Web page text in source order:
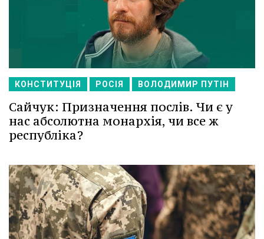
КОНСТИТУЦІЯ РОСІЯ ВОЛОДИМИР ПУТІН
Сайчук: Призначення послів. Чи є у
нас абсолютна монархія, чи все ж
республіка?